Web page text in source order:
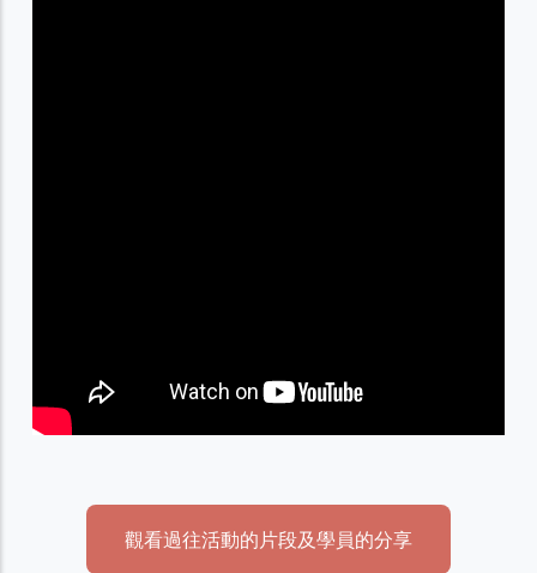
觀看過往活動的片段及學員的分享